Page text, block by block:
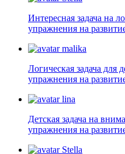
Интересная задача на
упражнения на
malika
Логическая задача для
упражнения на
lina
Детская задача на
упражнения на
Stella